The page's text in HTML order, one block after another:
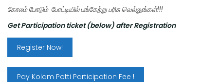
கோலம் போடும்  போட்டியில் பங்கேற்று பரிசு வெல்லுங்கள்!!!
Get Participation ticket (below) after Registration
Register Now!
Pay Kolam Potti Participation Fee !